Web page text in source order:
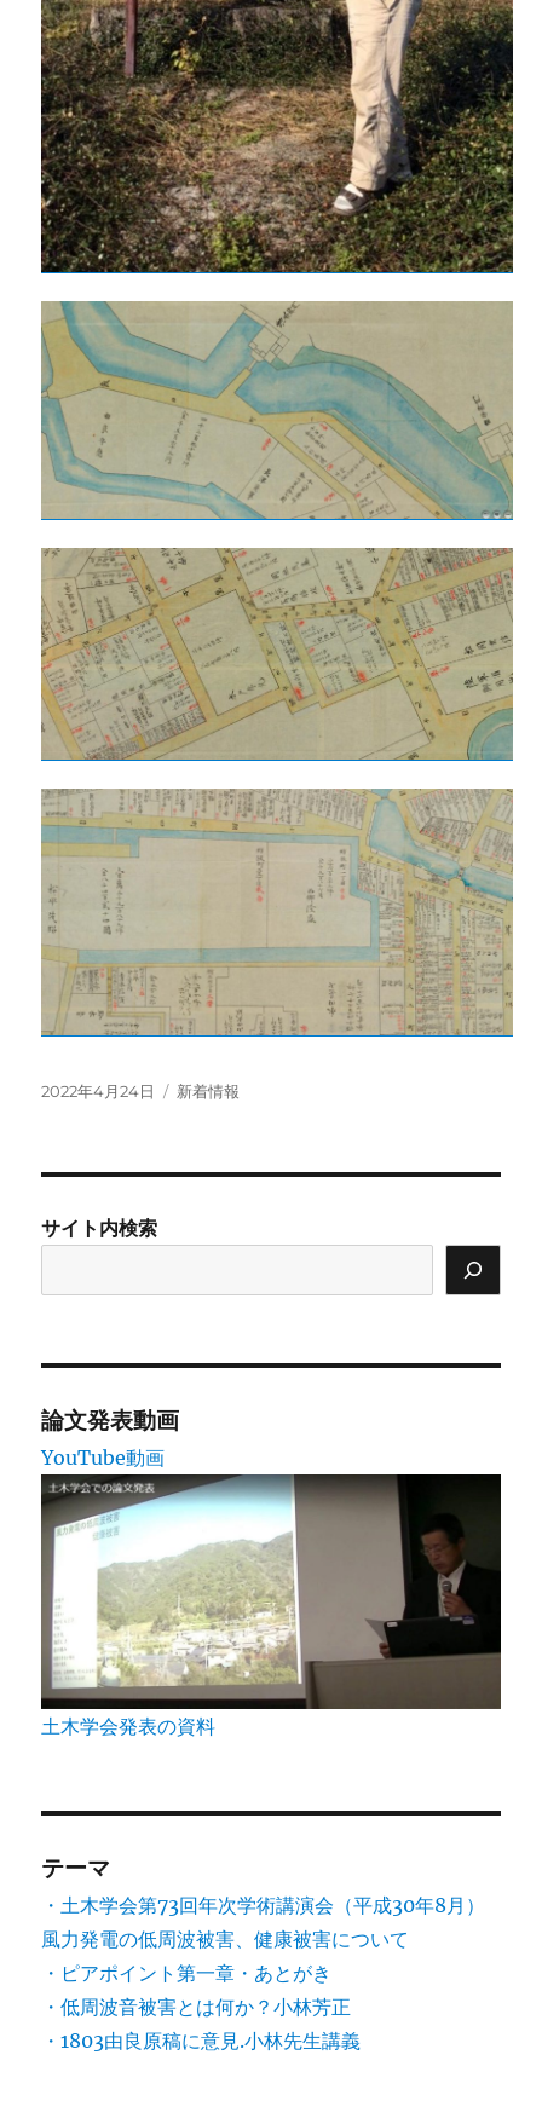
投
2022年4月24日
カ
新着情報
サイト内検索
論文発表動画
YouTube動画
土木学会発表の資料
テーマ
・土木学会第73回年次学術講演会（平成30年8月）
風力発電の低周波被害、健康被害について
・ピアポイント第一章・あとがき
・低周波音被害とは何か？小林芳正
・1803由良原稿に意見.小林先生講義